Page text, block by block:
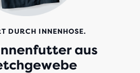
DURCH INNENHOSE.
aus